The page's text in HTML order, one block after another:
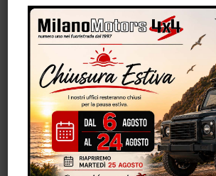
Filtro antiparticolato
Hill holder
Immobilizzatore elettronico
Interni in pelle
Isofix
Leve al volante
Luci diurne
Marmitta catalitica
Monitoraggio pressione